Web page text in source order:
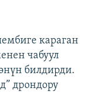
караган
чабуул
билдирди.
дрондору